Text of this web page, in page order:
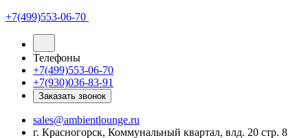
+7(499)553-06-70
Телефоны
+7(499)553-06-70
+7(930)036-83-91
Заказать звонок
sales@ambientlounge.ru
г. Красногорск, Коммунальный квартал, влд. 20 стр. 8